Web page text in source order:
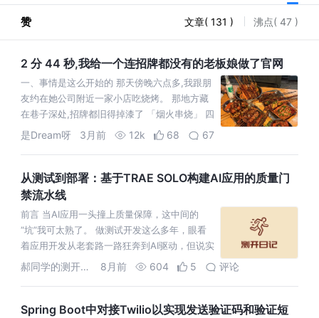
赞 文章( 131 ) 沸点( 47 )
2 分 44 秒,我给一个连招牌都没有的老板娘做了官网
一、事情是这么开始的 那天傍晚六点多,我跟朋
友约在她公司附近一家小店吃烧烤。 那地方藏
在巷子深处,招牌都旧得掉漆了 「烟火串烧」 四
个字,灯箱坏了一半。 但烤五花肉真的香,香到能
是Dream呀 3月前 12k 68 67
从测试到部署：基于TRAE SOLO构建AI应用的质量门
禁流水线
前言 当AI应用一头撞上质量保障，这中间的
“坑”我可太熟了。 做测试开发这么多年，眼看
着应用开发从老套路一路狂奔到AI驱动，但说实
话，质量保障这一块，有点跟不上了。 现在用
郝同学的测开笔记 8月前 604 5 评论
Spring Boot中对接Twilio以实现发送验证码和验证短